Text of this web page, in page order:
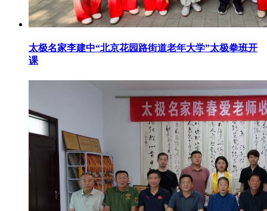
太极名家李建中“北京花园路街道老年大学”太极拳班开
课